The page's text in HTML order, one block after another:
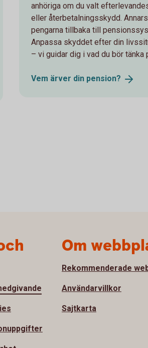
anhöriga om du valt
eller återbetalningsskydd.
pengarna tillbaka till
Anpassa skyddet efter din
– vi guidar dig i vad du bör tänka
Vem ärver din pension?
Om
Rekommenderade
Användarvillkor
Sajtkarta